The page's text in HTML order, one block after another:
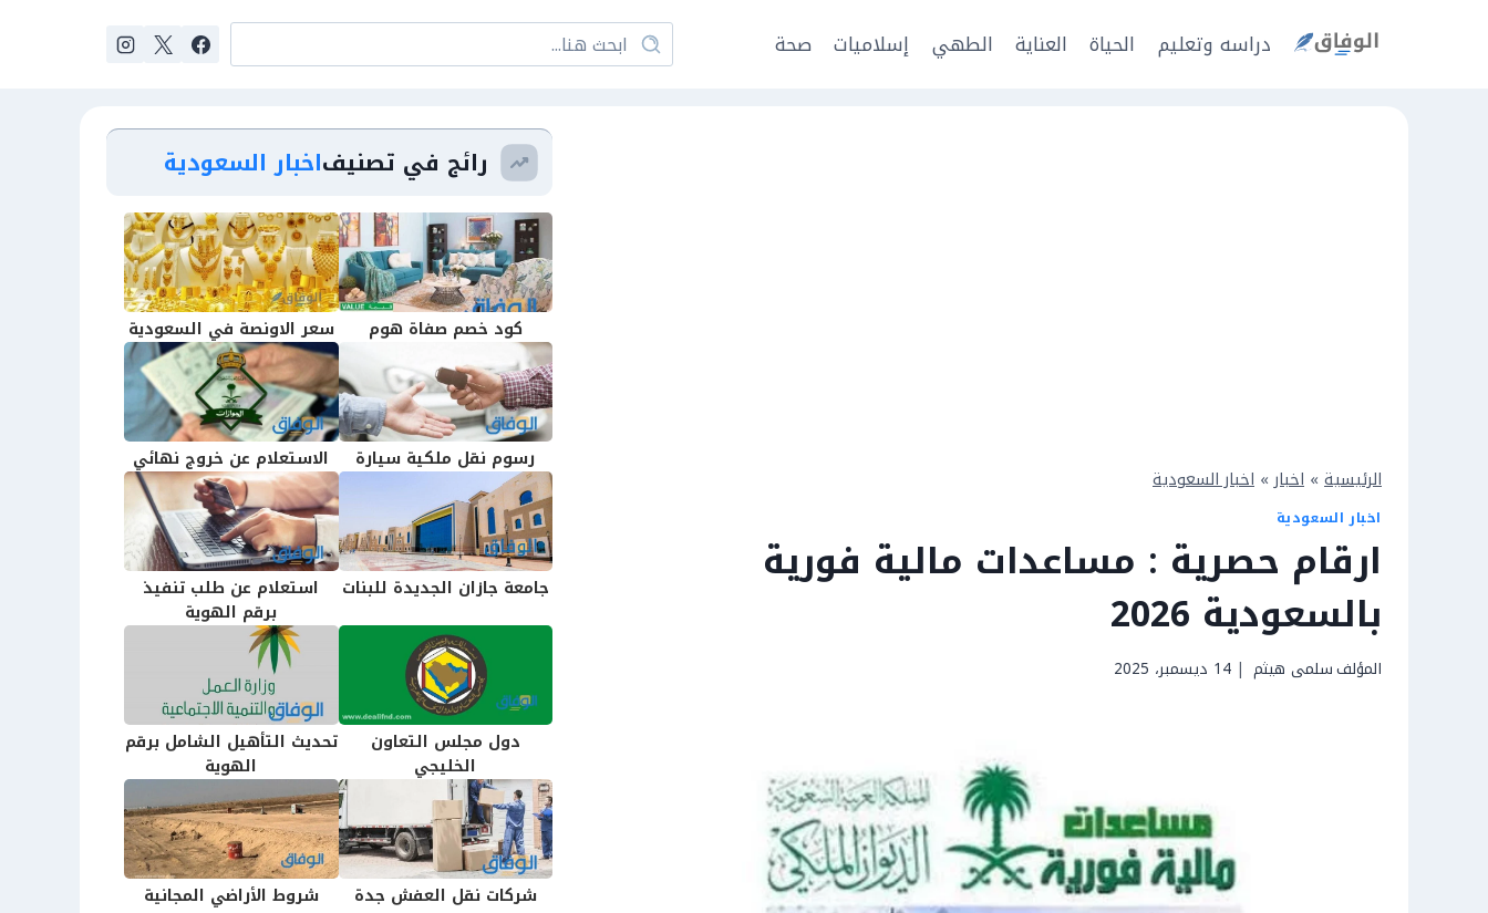
دراسه وتعليم الحياة العناية الطهي إسلاميات صحة
الرئيسية » اخبار» اخبار السعودية
اخبار السعودية
ارقام حصرية : مساعدات مالية فورية
بالسعودية 2026
المؤلفسلمى هيثم 14 ديسمبر، 2025
رائج في تصنيفاخبار السعودية
كود خصم صفاة هوم سعر الاونصة في السعودية
رسوم نقل ملكية سيارة الاستعلام عن خروج نهائي
جامعة جازان الجديدة للبنات
استعلام عن طلب تنفيذ
برقم الهوية
دول مجلس التعاون
الخليجي
تحديث التأهيل الشامل برقم
الهوية
شركات نقل العفش جدة شروط الأراضي المجانية